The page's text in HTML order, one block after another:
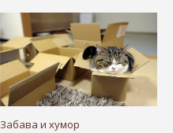
Забава и хумор